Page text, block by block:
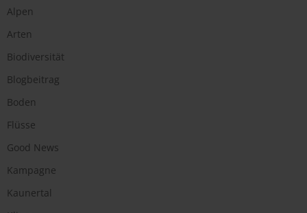
Alpen
Arten
Biodiversität
Blogbeitrag
Boden
Flüsse
Good News
Kampagne
Kaunertal